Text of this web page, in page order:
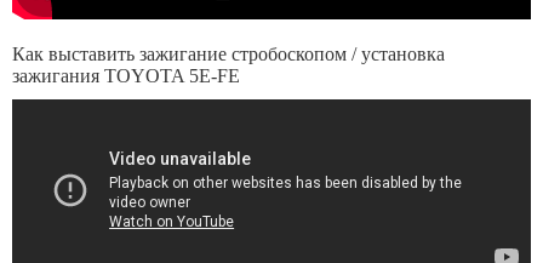
Как выставить зажигание стробоскопом / установка
зажигания TOYOTA 5E-FE